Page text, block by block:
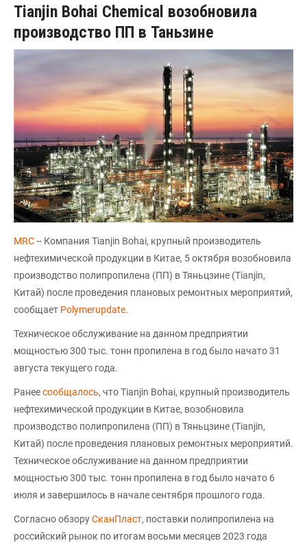
Tianjin Bohai Chemical возобновила
производство ПП в Таньзине
MRC-- Компания Tianjin Bohai, крупный производитель
нефтехимической продукции в Китае, 5 октября возобновила
производство полипропилена (ПП) в Тяньцзине (Tianjin,
Китай) после проведения плановых ремонтных мероприятий,
сообщает Polymerupdate.
Техническое обслуживание на данном предприятии
мощностью 300 тыс. тонн пропилена в год было начато 31
августа текущего года.
Ранеесообщалось, что Tianjin Bohai, крупный производитель
нефтехимической продукции в Китае, возобновила
производство полипропилена (ПП) в Тяньцзине (Tianjin,
Китай) после проведения плановых ремонтных мероприятий.
Техническое обслуживание на данном предприятии
мощностью 300 тыс. тонн пропилена в год было начато 6
июля и завершилось в начале сентября прошлого года.
Согласно обзоруСканПласт, поставки полипропилена на
российский рынок по итогам восьми месяцев 2023 года